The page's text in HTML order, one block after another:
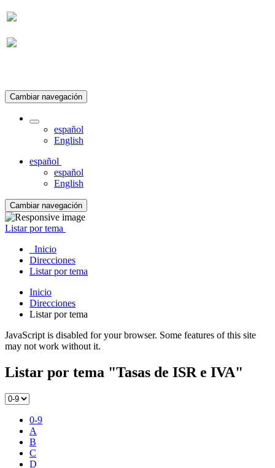
Cambiar navegación
español
English
español
español
English
Cambiar navegación
Listar por tema
Inicio
Direcciones
Listar por tema
Inicio
Direcciones
Listar por tema
JavaScript is disabled for your browser. Some features of this site
may not work without it.
Listar por tema "Tasas de ISR e IVA"
0-9
A
B
C
D